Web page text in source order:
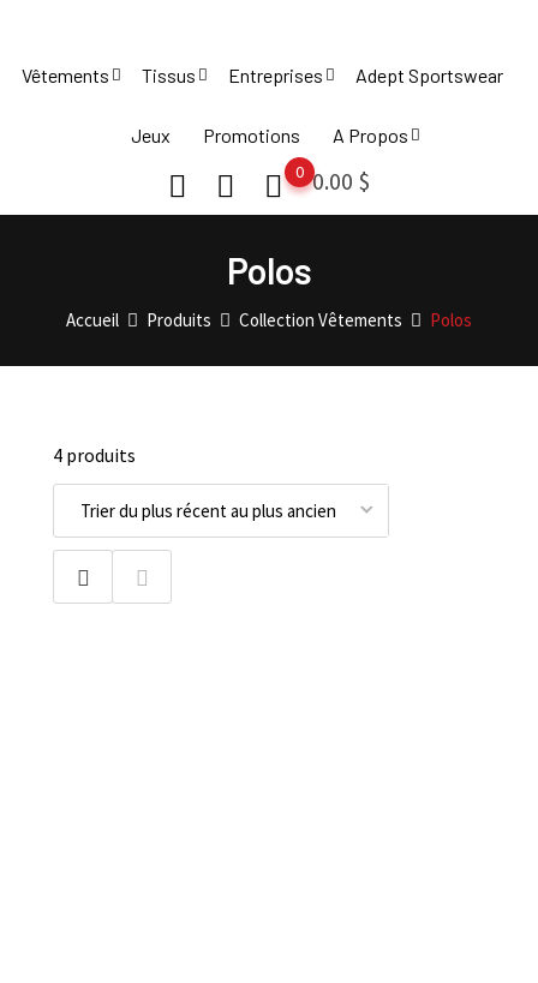
content
Vêtements Tissus Entreprises Adept Sportswear
Jeux Promotions A Propos
0.00 $
0
Polos
Accueil Produits Collection Vêtements Polos
4 produits